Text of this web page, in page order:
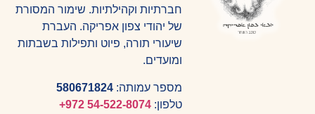
חברתיות וקהילתיות. שימור המסורת
של יהודי צפון אפריקה. העברת
שיעורי תורה, פיוט ותפילות בשבתות
ומועדים.
מספר עמותה: 580671824
טלפון: +972 54-522-8074